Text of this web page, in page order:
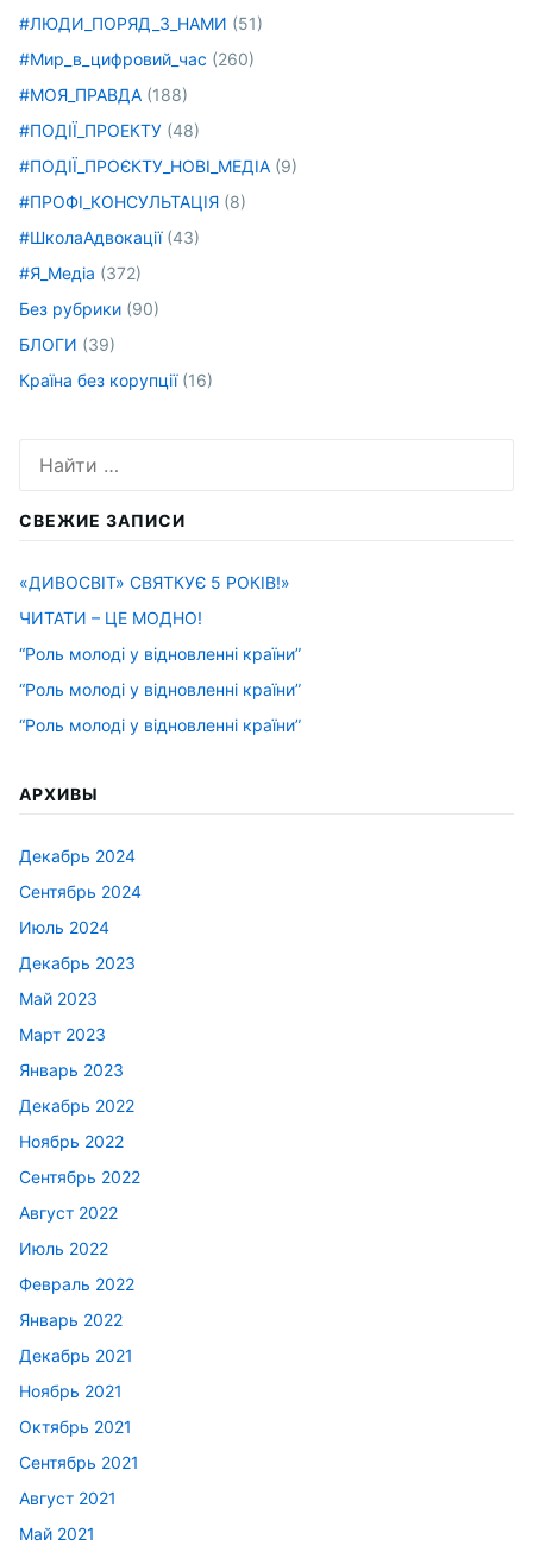
#ЛЮДИ_ПОРЯД_З_НАМИ (51)
#Мир_в_цифровий_час (260)
#МОЯ_ПРАВДА (188)
#ПОДІЇ_ПРОЕКТУ (48)
#ПОДІЇ_ПРОЄКТУ_НОВІ_МЕДІА (9)
#ПРОФІ_КОНСУЛЬТАЦІЯ (8)
#ШколаАдвокації(43)
#Я_Медіа (372)
Без рубрики (90)
БЛОГИ (39)
Країна без корупції(16)
СВЕЖИЕ ЗАПИСИ
«ДИВОСВІТ» СВЯТКУЄ 5 РОКІВ!»
ЧИТАТИ – ЦЕ МОДНО!
“Роль молоді у відновленні країни”
“Роль молоді у відновленні країни”
“Роль молоді у відновленні країни”
АРХИВЫ
Декабрь 2024
Сентябрь 2024
Июль 2024
Декабрь 2023
Май 2023
Март 2023
Январь 2023
Декабрь 2022
Ноябрь 2022
Сентябрь 2022
Август 2022
Июль 2022
Февраль 2022
Январь 2022
Декабрь 2021
Ноябрь 2021
Октябрь 2021
Сентябрь 2021
Август 2021
Май 2021